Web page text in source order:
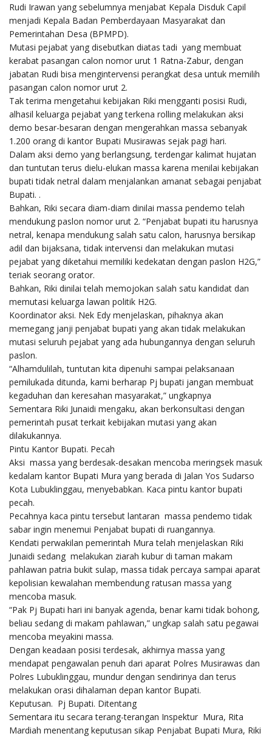
Rudi Irawan yang sebelumnya menjabat Kepala Disduk Capil
menjadi Kepala Badan Pemberdayaan Masyarakat dan
Pemerintahan Desa (BPMPD).
Mutasi pejabat yang disebutkan diatas tadi yang membuat
kerabat pasangan calon nomor urut 1 Ratna-Zabur, dengan
jabatan Rudi bisa mengintervensi perangkat desa untuk memilih
pasangan calon nomor urut 2.
Tak terima mengetahui kebijakan Riki mengganti posisi Rudi,
alhasil keluarga pejabat yang terkena rolling melakukan aksi
demo besar-besaran dengan mengerahkan massa sebanyak
1.200 orang di kantor Bupati Musirawas sejak pagi hari.
Dalam aksi demo yang berlangsung, terdengar kalimat hujatan
dan tuntutan terus dielu-elukan massa karena menilai kebijakan
bupati tidak netral dalam menjalankan amanat sebagai penjabat
Bupati. .
Bahkan, Riki secara diam-diam dinilai massa pendemo telah
mendukung paslon nomor urut 2. “Penjabat bupati itu harusnya
netral, kenapa mendukung salah satu calon, harusnya bersikap
adil dan bijaksana, tidak intervensi dan melakukan mutasi
pejabat yang diketahui memiliki kedekatan dengan paslon H2G,”
teriak seorang orator.
Bahkan, Riki dinilai telah memojokan salah satu kandidat dan
memutasi keluarga lawan politik H2G.
Koordinator aksi. Nek Edy menjelaskan, pihaknya akan
memegang janji penjabat bupati yang akan tidak melakukan
mutasi seluruh pejabat yang ada hubungannya dengan seluruh
paslon.
“Alhamdulilah, tuntutan kita dipenuhi sampai pelaksanaan
pemilukada ditunda, kami berharap Pj bupati jangan membuat
kegaduhan dan keresahan masyarakat,” ungkapnya
Sementara Riki Junaidi mengaku, akan berkonsultasi dengan
pemerintah pusat terkait kebijakan mutasi yang akan
dilakukannya.
Pintu Kantor Bupati. Pecah
Aksi massa yang berdesak-desakan mencoba meringsek masuk
kedalam kantor Bupati Mura yang berada di Jalan Yos Sudarso
Kota Lubuklinggau, menyebabkan. Kaca pintu kantor bupati
pecah.
Pecahnya kaca pintu tersebut lantaran massa pendemo tidak
sabar ingin menemui Penjabat bupati di ruangannya.
Kendati perwakilan pemerintah Mura telah menjelaskan Riki
Junaidi sedang melakukan ziarah kubur di taman makam
pahlawan patria bukit sulap, massa tidak percaya sampai aparat
kepolisian kewalahan membendung ratusan massa yang
mencoba masuk.
“Pak Pj Bupati hari ini banyak agenda, benar kami tidak bohong,
beliau sedang di makam pahlawan,” ungkap salah satu pegawai
mencoba meyakini massa.
Dengan keadaan posisi terdesak, akhirnya massa yang
mendapat pengawalan penuh dari aparat Polres Musirawas dan
Polres Lubuklinggau, mundur dengan sendirinya dan terus
melakukan orasi dihalaman depan kantor Bupati.
Keputusan. Pj Bupati. Ditentang
Sementara itu secara terang-terangan Inspektur Mura, Rita
Mardiah menentang keputusan sikap Penjabat Bupati Mura, Riki